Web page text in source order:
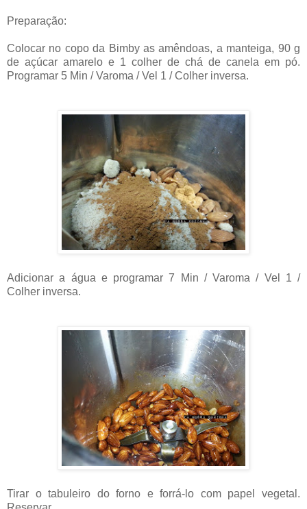
Preparação:
Colocar no copo da Bimby as amêndoas, a manteiga, 90 g
de açúcar amarelo e 1 colher de chá de canela em pó.
Programar 5 Min / Varoma / Vel 1 / Colher inversa.
Adicionar a água e programar 7 Min / Varoma / Vel 1 /
Colher inversa.
Tirar o tabuleiro do forno e forrá-lo com papel vegetal.